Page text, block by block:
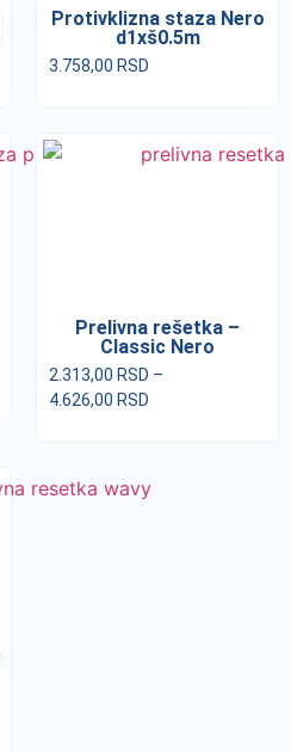
Protivklizna staza Nero
d1xš0.5m
3.758,00 RSD
Prelivna rešetka –
Classic Nero
2.313,00 RSD –
4.626,00 RSD